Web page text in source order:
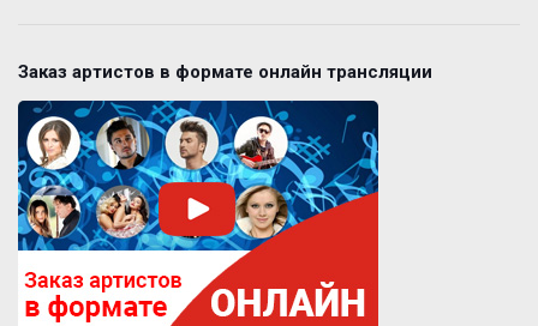
Заказ артистов в формате онлайн трансляции